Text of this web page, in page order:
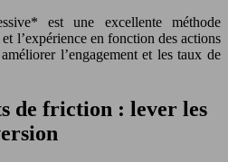
est une excellente méthode
l’expérience en fonction des actions
l’engagement et les taux de
de friction : lever les